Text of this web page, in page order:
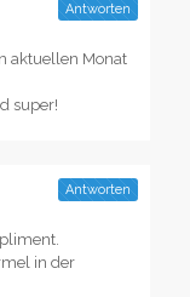
aktuellen Monat
super!
Antworten
in der
Antworten